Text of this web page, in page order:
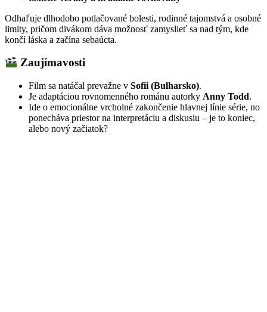
Odhaľuje dlhodobo potlačované bolesti, rodinné tajomstvá a osobné
limity, pričom divákom dáva možnosť zamyslieť sa nad tým, kde
končí láska a začína sebaúcta.
Zaujímavosti
Film sa natáčal prevažne v Sofii (Bulharsko).
Je adaptáciou rovnomenného románu autorky Anny Todd.
Ide o emocionálne vrcholné zakončenie hlavnej línie série, no
ponecháva priestor na interpretáciu a diskusiu – je to koniec,
alebo nový začiatok?